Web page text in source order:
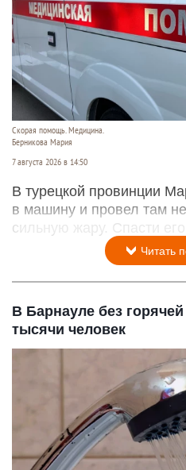
Скорая помощь. Медицина.
Берникова Мария
7 августа 2026 в 14:50
В турецкой провинции
в машину и провел там
сильную жару. Спасти
Читать
В Барнауле без
тысячи человек